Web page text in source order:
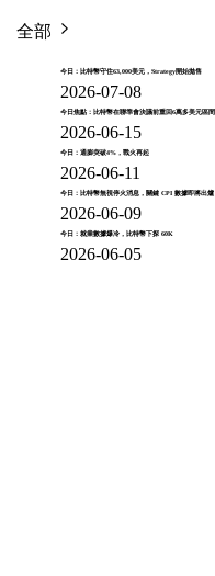
全部
今日：比特幣守住63,000美元，Strategy開始拋售
2026-07-08
今日焦點：比特幣在聯準會決議前重回6萬多美元區間
2026-06-15
今日：通膨突破4%，戰火再起
2026-06-11
今日：比特幣無視停火消息，關鍵 CPI 數據即將出爐
2026-06-09
今日：就業數據爆冷，比特幣下探 60K
2026-06-05